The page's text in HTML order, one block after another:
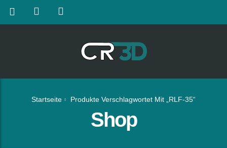
Startseite Produkte Verschlagwortet Mit „RLF-35“
Shop